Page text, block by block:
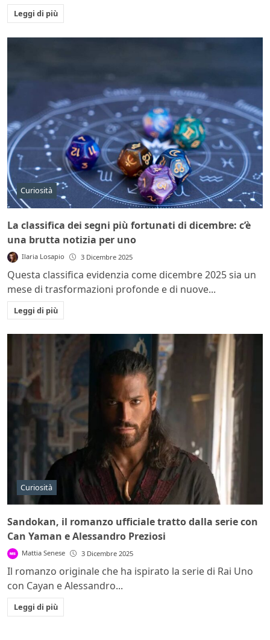
Leggi di più
Curiosità
La classifica dei segni più fortunati di dicembre: c’è
una brutta notizia per uno
Ilaria Losapio 3 Dicembre 2025
Questa classifica evidenzia come dicembre 2025 sia un
mese di trasformazioni profonde e di nuove...
Leggi di più
Curiosità
Sandokan, il romanzo ufficiale tratto dalla serie con
Can Yaman e Alessandro Preziosi
Mattia Senese 3 Dicembre 2025
Il romanzo originale che ha ispirato la serie di Rai Uno
con Cayan e Alessandro...
Leggi di più